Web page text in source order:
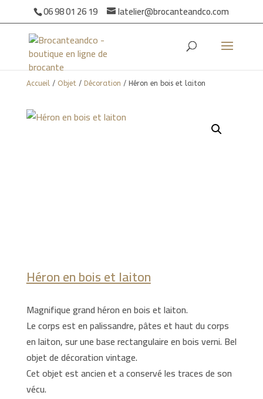
06 98 01 26 19 latelier@brocanteandco.com
Accueil/ Objet/ Décoration / Héron en bois et laiton
Héron en bois et laiton
Magnifique grand héron en bois et laiton.
Le corps est en palissandre, pâtes et haut du corps
en laiton, sur une base rectangulaire en bois verni. Bel
objet de décoration vintage.
Cet objet est ancien et a conservé les traces de son
vécu.